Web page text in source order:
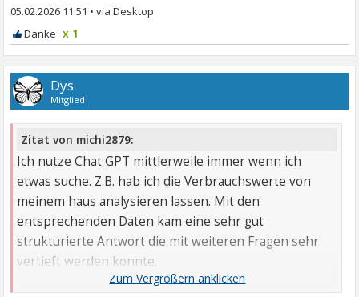
05.02.2026 11:51 •
x 1
Dys
Mitglied
Zitat von michi2879:
Ich nutze Chat GPT mittlerweile immer wenn ich
etwas suche. Z.B. hab ich die Verbrauchswerte von
meinem haus analysieren lassen. Mit den
entsprechenden Daten kam eine sehr gut
strukturierte Antwort die mit weiteren Fragen sehr
vertieft werden konnte.